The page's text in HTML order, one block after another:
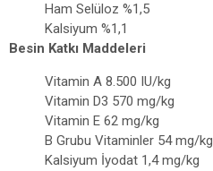
Ham Selüloz %1,5
Kalsiyum %1,1
Besin Katkı Maddeleri
Vitamin A 8.500 IU/kg
Vitamin D3 570 mg/kg
Vitamin E 62 mg/kg
B Grubu Vitaminler 54 mg/kg
Kalsiyum İyodat 1,4 mg/kg